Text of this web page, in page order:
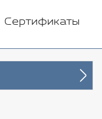
Сертификаты